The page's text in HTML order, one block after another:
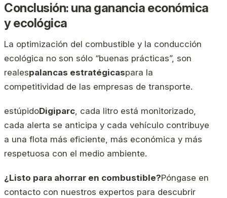
Conclusión: una ganancia económica
y ecológica
La optimización del combustible y la conducción
ecológica no son sólo “buenas prácticas”, son
realespalancas estratégicaspara la
competitividad de las empresas de transporte.
estúpidoDigiparc, cada litro está monitorizado,
cada alerta se anticipa y cada vehículo contribuye
a una flota más eficiente, más económica y más
respetuosa con el medio ambiente.
¿Listo para ahorrar en combustible?Póngase en
contacto con nuestros expertos para descubrir